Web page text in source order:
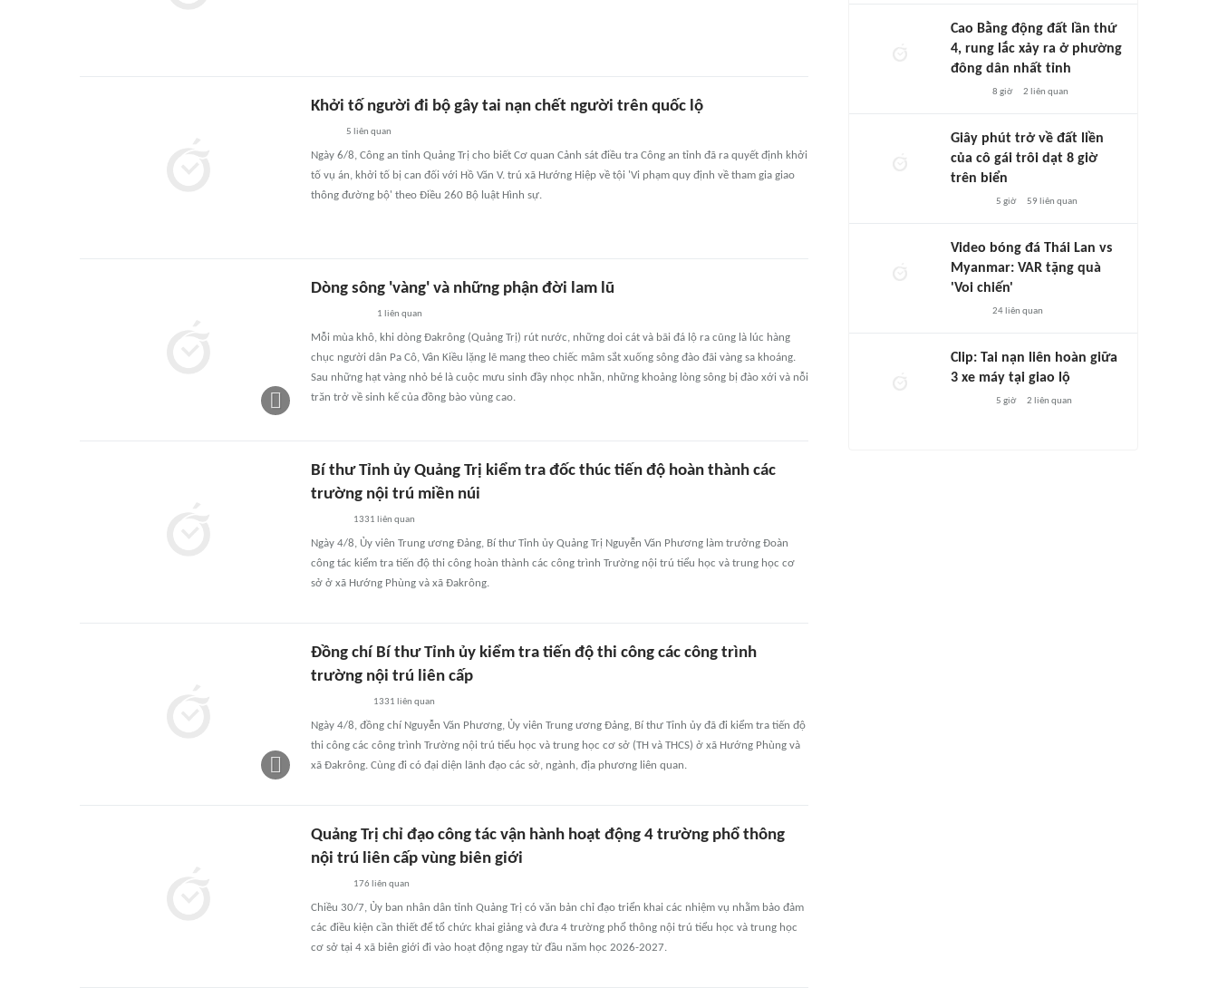
Khởi tố người đi bộ gây tai nạn chết người trên quốc lộ
5 liên quan
Ngày 6/8, Công an tỉnh Quảng Trị cho biết Cơ quan Cảnh sát điều tra Công an tỉnh đã ra quyết định khởi
tố vụ án, khởi tố bị can đối với Hồ Văn V. trú xã Hướng Hiệp về tội 'Vi phạm quy định về tham gia giao
thông đường bộ' theo Điều 260 Bộ luật Hình sự.
Dòng sông 'vàng' và những phận đời lam lũ
1 liên quan
Mỗi mùa khô, khi dòng Đakrông (Quảng Trị) rút nước, những doi cát và bãi đá lộ ra cũng là lúc hàng
chục người dân Pa Cô, Vân Kiều lặng lẽ mang theo chiếc mâm sắt xuống sông đào đãi vàng sa khoáng.
Sau những hạt vàng nhỏ bé là cuộc mưu sinh đầy nhọc nhằn, những khoảng lòng sông bị đào xới và nỗi
trăn trở về sinh kế của đồng bào vùng cao.
Bí thư Tỉnh ủy Quảng Trị kiểm tra đốc thúc tiến độ hoàn thành các
trường nội trú miền núi
1331 liên quan
Ngày 4/8, Ủy viên Trung ương Đảng, Bí thư Tỉnh ủy Quảng Trị Nguyễn Văn Phương làm trưởng Đoàn
công tác kiểm tra tiến độ thi công hoàn thành các công trình Trường nội trú tiểu học và trung học cơ
sở ở xã Hướng Phùng và xã Đakrông.
Đồng chí Bí thư Tỉnh ủy kiểm tra tiến độ thi công các công trình
trường nội trú liên cấp
1331 liên quan
Ngày 4/8, đồng chí Nguyễn Văn Phương, Ủy viên Trung ương Đảng, Bí thư Tỉnh ủy đã đi kiểm tra tiến độ
thi công các công trình Trường nội trú tiểu học và trung học cơ sở (TH và THCS) ở xã Hướng Phùng và
xã Đakrông. Cùng đi có đại diện lãnh đạo các sở, ngành, địa phương liên quan.
Quảng Trị chỉ đạo công tác vận hành hoạt động 4 trường phổ thông
nội trú liên cấp vùng biên giới
176 liên quan
Chiều 30/7, Ủy ban nhân dân tỉnh Quảng Trị có văn bản chỉ đạo triển khai các nhiệm vụ nhằm bảo đảm
các điều kiện cần thiết để tổ chức khai giảng và đưa 4 trường phổ thông nội trú tiểu học và trung học
cơ sở tại 4 xã biên giới đi vào hoạt động ngay từ đầu năm học 2026-2027.
Cao Bằng động đất lần thứ
4, rung lắc xảy ra ở phường
đông dân nhất tỉnh
8 giờ 2 liên quan
Giây phút trở về đất liền
của cô gái trôi dạt 8 giờ
trên biển
5 giờ 59 liên quan
Video bóng đá Thái Lan vs
Myanmar: VAR tặng quà
'Voi chiến'
24liên quan
Clip: Tai nạn liên hoàn giữa
3 xe máy tại giao lộ
5 giờ 2 liên quan